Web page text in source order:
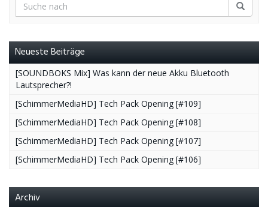
Neueste Beiträge
[SOUNDBOKS Mix] Was kann der neue Akku Bluetooth
Lautsprecher?!
[SchimmerMediaHD] Tech Pack Opening [#109]
[SchimmerMediaHD] Tech Pack Opening [#108]
[SchimmerMediaHD] Tech Pack Opening [#107]
[SchimmerMediaHD] Tech Pack Opening [#106]
Archiv